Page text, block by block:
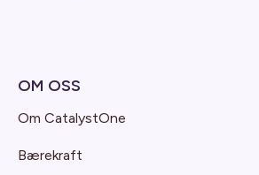
OM OSS
Om CatalystOne
Bærekraft